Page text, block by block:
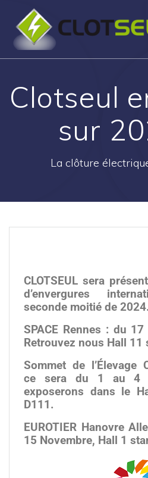
Clotseul
sur
La clôture
CLOTSEUL sera
d’envergures
seconde moitié de 2024.
SPACE Rennes : du
Retrouvez nous Hall 11
Sommet de l’Élevage
ce sera du 1 au 4
exposerons dans le
D111.
EUROTIER Hanovre
15 Novembre, Hall 1